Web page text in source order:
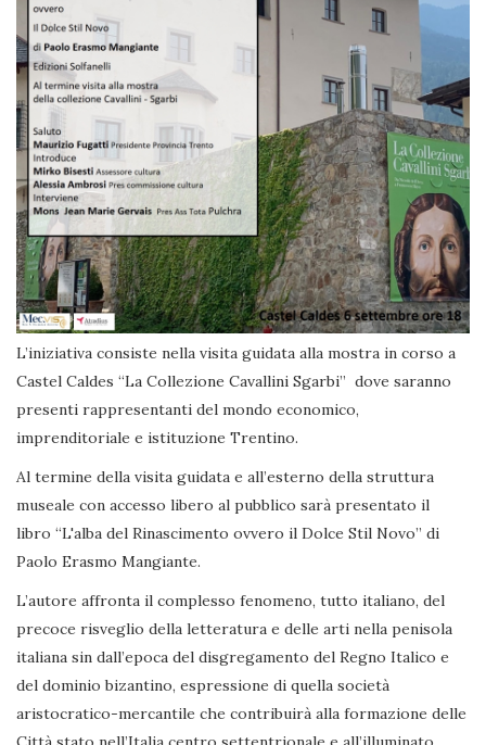
L’iniziativa consiste nella visita guidata alla mostra in corso a
Castel Caldes “La Collezione Cavallini Sgarbi” dove saranno
presenti rappresentanti del mondo economico,
imprenditoriale e istituzione Trentino.
Al termine della visita guidata e all’esterno della struttura
museale con accesso libero al pubblico sarà presentato il
libro “L'alba del Rinascimento ovvero il Dolce Stil Novo” di
Paolo Erasmo Mangiante.
L’autore affronta il complesso fenomeno, tutto italiano, del
precoce risveglio della letteratura e delle arti nella penisola
italiana sin dall’epoca del disgregamento del Regno Italico e
del dominio bizantino, espressione di quella società
aristocratico-mercantile che contribuirà alla formazione delle